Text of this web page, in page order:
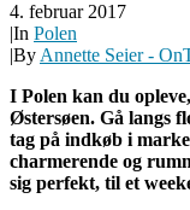
4. februar 2017
|In Polen
|By Annette Seier -
I Polen kan du
Østersøen. Gå langs
tag på indkøb i
charmerende og
sig perfekt, til et